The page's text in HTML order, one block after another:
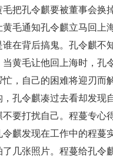
孔令麒要被董事会换
黄毛通知孔令麒立马回上
谁在背后搞鬼。孔令麒不
当黄毛让他回上海时，孔
忙，自己的困难将迎刃而
，孔令麒凑过去看却发现
不要打扰自己。程蔓专心
令麒发现在工作中的程蔓
了几张照片。程蔓给孔令